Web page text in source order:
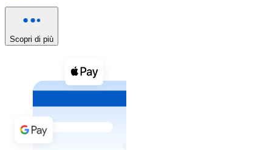
Vedi tutto
Buoni cripto
Acquista criptovalute in contanti e altri mezzi di
Acquista con contanti
Bonifico SEPA
Scopri di più